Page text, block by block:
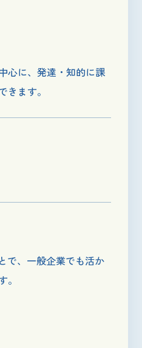
心に、発達・知的に課
きます。
で、一般企業でも活か